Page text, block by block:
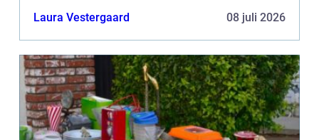
Laura Vestergaard 08 juli 2026